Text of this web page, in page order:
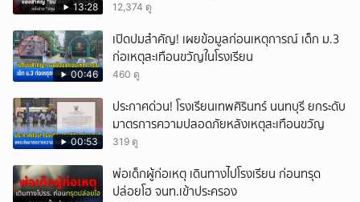
13:28 12,374 ดู
00:46
เปิดปมสำคัญ! เผยข้อมูลก่อนเหตุการณ์ เด็ก ม.3
ก่อเหตุสะเทือนขวัญในโรงเรียน
460 ดู
00:53
ประกาศด่วน! โรงเรียนเทพศิรินทร์ นนทบุรี ยกระดับ
มาตรการความปลอดภัยหลังเหตุสะเทือนขวัญ
319 ดู
พ่อเด็กผู้ก่อเหตุ เดินทางไปโรงเรียน ก่อนทรุด
ปล่อยโฮ จนท.เข้าประครอง